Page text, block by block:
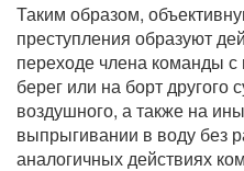
Таким образом,
преступления образуют
переходе члена команды
берег или на борт другого
воздушного, а также на
выпрыгивании в воду без
аналогичных действиях